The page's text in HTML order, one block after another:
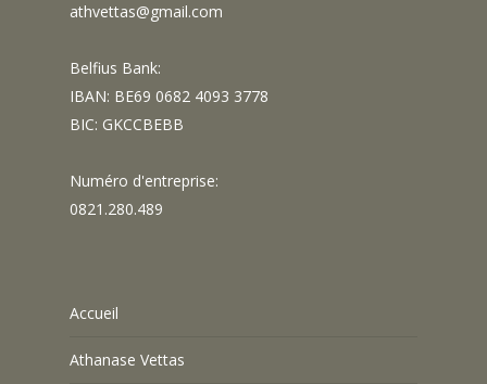
athvettas@gmail.com
Belfius Bank:
IBAN: BE69 0682 4093 3778
BIC: GKCCBEBB
Numéro d'entreprise:
0821.280.489
Accueil
Athanase Vettas